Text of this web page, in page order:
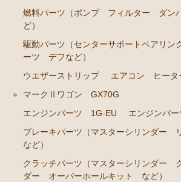
エンジンパーツ 18R-GEU
エンジンパーツ（マウント 他）
ト ホース など）
クラッチパーツ（マスターシリン
ーズシリンダー オーバーホールキ
ツ ラックエンド タイロッドエ
燃料パーツ（ポンプ フィルター ダン
ど）
駆動パーツ（センターサポートベアリン
ーツ デフなど）
ウエザーストリップ
エアコン ヒータ
マークⅡワゴン GX70G
エンジンパーツ 1G-EU
エンジンパ
ブレーキパーツ（マスターシリンダ
など）
クラッチパーツ（マスターシリンダー
ダー オーバーホールキット など）